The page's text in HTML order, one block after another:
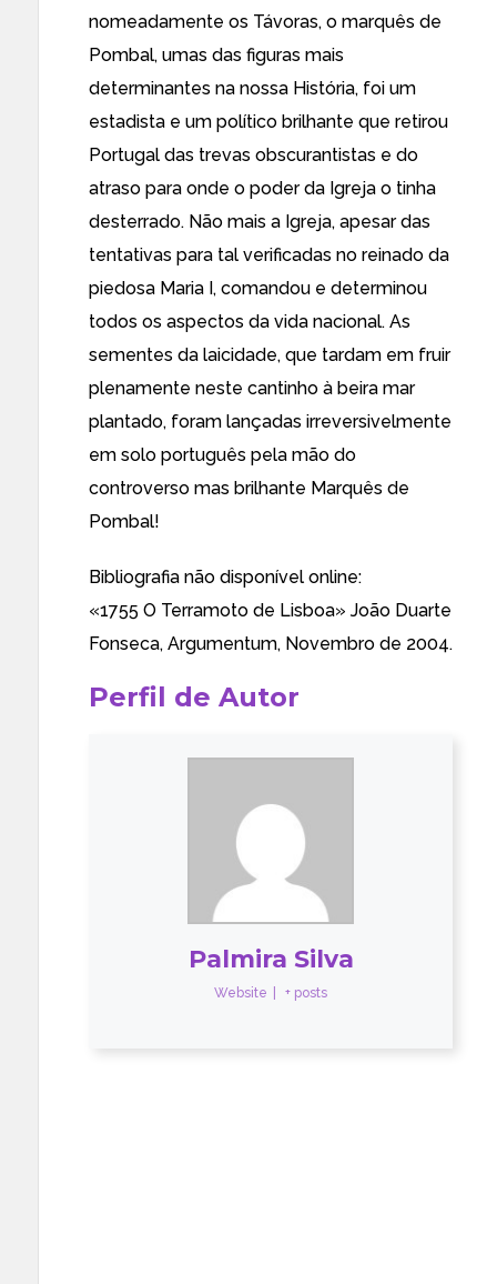
nomeadamente os Távoras, o marquês de
Pombal, umas das figuras mais
determinantes na nossa História, foi um
estadista e um político brilhante que retirou
Portugal das trevas obscurantistas e do
atraso para onde o poder da Igreja o tinha
desterrado. Não mais a Igreja, apesar das
tentativas para tal verificadas no reinado da
piedosa Maria I, comandou e determinou
todos os aspectos da vida nacional. As
sementes da laicidade, que tardam em fruir
plenamente neste cantinho à beira mar
plantado, foram lançadas irreversivelmente
em solo português pela mão do
controverso mas brilhante Marquês de
Pombal!
Bibliografia não disponível online:
«1755 O Terramoto de Lisboa» João Duarte
Fonseca, Argumentum, Novembro de 2004.
Perfil de Autor
Palmira Silva
Website + posts